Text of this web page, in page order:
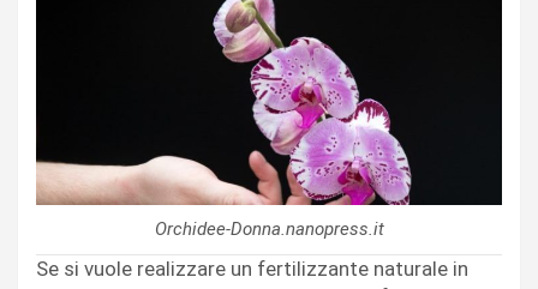
Orchidee-Donna.nanopress.it
Se si vuole realizzare un fertilizzante naturale in